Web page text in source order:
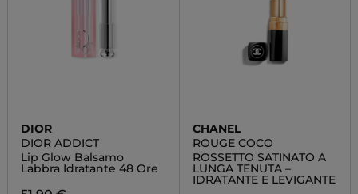
DIOR
DIOR ADDICT
Lip Glow Balsamo
Labbra Idratante 48 Ore
CHANEL
ROUGE COCO
ROSSETTO SATINATO A
LUNGA TENUTA –
IDRATANTE E LEVIGANTE